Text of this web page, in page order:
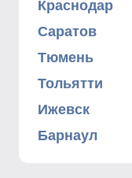
Краснодар
Саратов
Тюмень
Тольятти
Ижевск
Барнаул